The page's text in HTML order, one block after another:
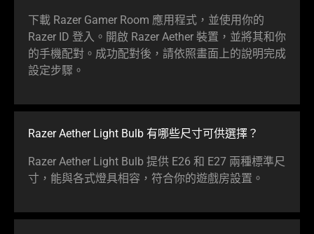
下載 Razer Gamer Room 應用程式，並使用你的
Razer ID 登入。開啟 Razer Aether 裝置，並將其和你
的手機配對。成功配對後，請依照畫面上的說明完成
設定步驟。
Razer Aether Light Bulb 有哪些尺寸可供選擇？
Razer Aether Light Bulb 提供 E26 和 E27 兩種標準尺
寸，能與各式燈具相容，符合你的遊戲房設置。